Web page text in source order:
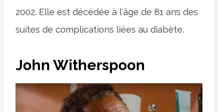
2002. Elle est décédée à l'âge de 81 ans des
suites de complications liées au diabète.
John Witherspoon